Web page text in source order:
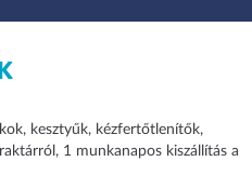
kesztyűk, kézfertőtlenítők,
1 munkanapos kiszállítás a